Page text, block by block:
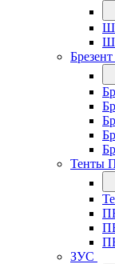
Брезент
Тенты
ЗУС